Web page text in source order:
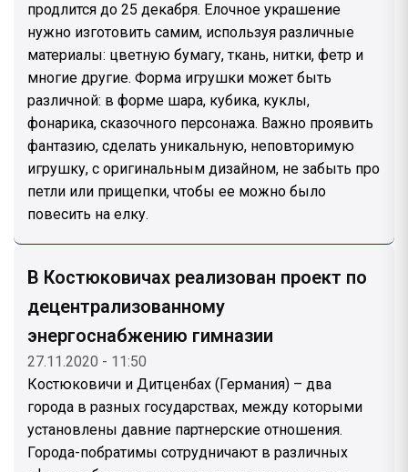
продлится до 25 декабря. Елочное украшение
нужно изготовить самим, используя различные
материалы: цветную бумагу, ткань, нитки, фетр и
многие другие. Форма игрушки может быть
различной: в форме шара, кубика, куклы,
фонарика, сказочного персонажа. Важно проявить
фантазию, сделать уникальную, неповторимую
игрушку, с оригинальным дизайном, не забыть про
петли или прищепки, чтобы ее можно было
повесить на елку.
В Костюковичах реализован проект по
децентрализованному
энергоснабжению гимназии
27.11.2020 - 11:50
Костюковичи и Дитценбах (Германия) – два
города в разных государствах, между которыми
установлены давние партнерские отношения.
Города-побратимы сотрудничают в различных